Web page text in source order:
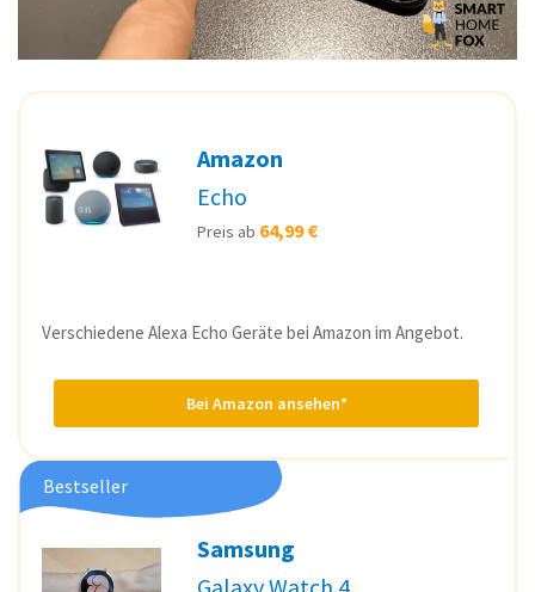
Amazon
Echo
Preis ab 64,99 €
Verschiedene Alexa Echo Geräte bei Amazon im Angebot.
Bei Amazon ansehen*
Bestseller
Samsung